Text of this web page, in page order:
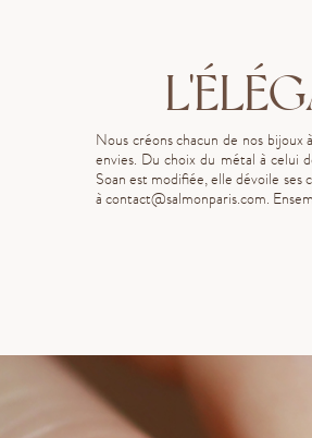
Nous créons chacun de nos
envies. Du choix du métal à celui
Soan est modifiée, elle dévoile
àcontact@salmonparis.com.